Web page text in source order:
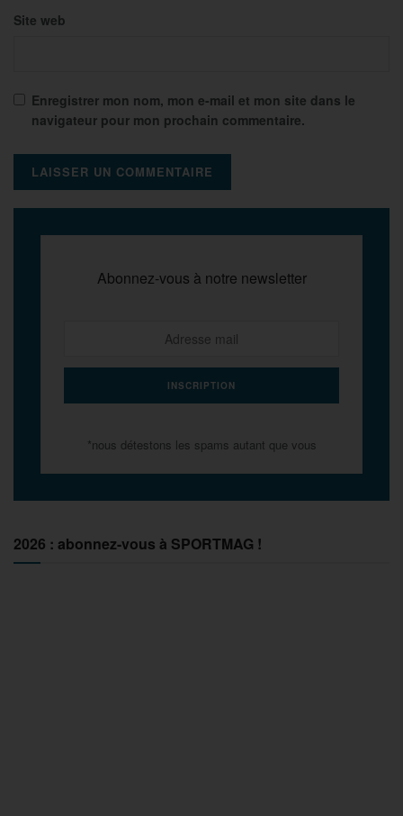
Site web
Enregistrer mon nom, mon e-mail et mon site dans le
navigateur pour mon prochain commentaire.
Abonnez-vous à notre newsletter
*nous détestons les spams autant que vous
2026 : abonnez-vous à SPORTMAG !